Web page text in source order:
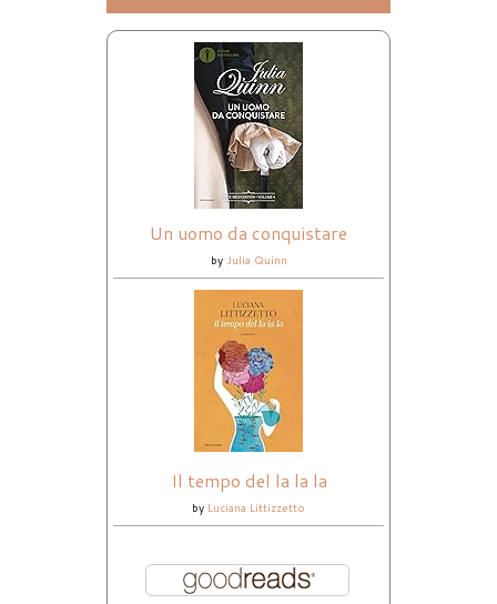
Un uomo da conquistare
by Julia Quinn
Il tempo del la la la
by Luciana Littizzetto